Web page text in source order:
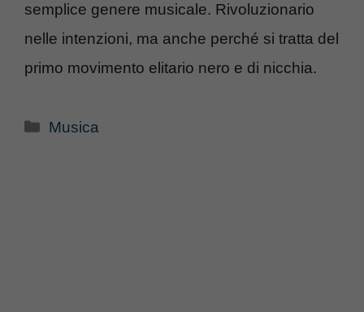
semplice genere musicale. Rivoluzionario
nelle intenzioni, ma anche perché si tratta del
primo movimento elitario nero e di nicchia.
Categorie
Musica